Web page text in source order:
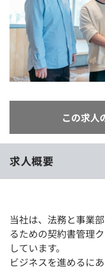
個人向けプラン
法人向けプラン
学校向けプラン
この求人
求人概要
当社は、法務と事業
るための契約書管理
しています。
ビジネスを進めるに